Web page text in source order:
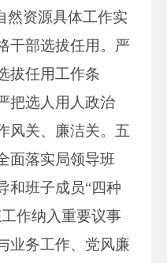
然资源具体工作实
干部选拔任用。严
拔任用工作条
把选人用人政治
风关、廉洁关。五
面落实局领导班
和班子成员“四种
作纳入重要议事
业务工作、党风廉